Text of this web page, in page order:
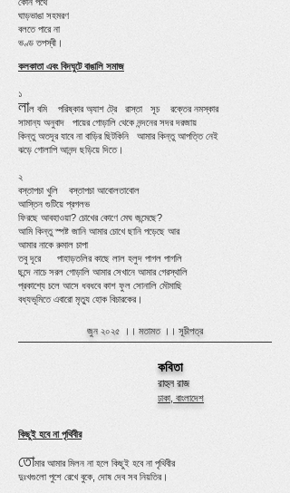
ঘাড়ভাঙা সহমরণ
বলতে পারে না
ভণ্ড তপস্বী।
কলকাতা এবং বিদঘুটে বাঙালি সমাজ
১
লাল বমি পরিষ্কার অ্যাশ ট্রে রাস্তা সূচ রক্তের নমস্কার
সামান্য অনুবাদ পায়ের গোড়ালি থেকে নন্দনের সদর দরজায়
কিন্তু অতদূর যাবে না বাড়ির ছিটকিনি আমার কিন্তু আপত্তি নেই
ঝড়ে গোলাপি আনন্দ ছড়িয়ে দিতে।
২
বস্তাপচা খুলি বস্তাপচা আবোলতাবোল
আস্তিন গুটিয়ে প্রগলভ
ফিরছে আবহাওয়া? চোখের কোণে মেঘ জন্মেছে?
আমি কিন্তু স্পষ্ট জানি আমার চোখে ছানি পড়েছে আর
আমার নাকে রুমাল চাপা
তবু দূরে পাহাড়তলির কাছে লাল হলুদ পাগল পাগলি
ছন্দে নাচে সরল গোড়ালি আমার সেখানে আমার গেরস্থালি
প্রকাশ্যে চলে আসে ধবধবে কাশ ফুল সোনালি মৌমাছি
বধ্যভূমিতে এবারো মৃত্যু হোক বিচারকের।
জুন ২০২৫ ।। মতামত।। সূচীপত্র
কবিতা
রাহুল রাজ
ঢাকা, বাংলাদেশ
কিছুই হবে না পৃথিবীর
তোমার আমার মিলন না হলে কিছুই হবে না পৃথিবীর
দুঃখগুলো পুশে রেখে বুকে, দোষ দেব সব নিয়তির।